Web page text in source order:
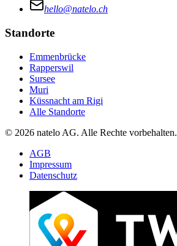
hello@natelo.ch
Standorte
Emmenbrücke
Rapperswil
Sursee
Muri
Küssnacht am Rigi
Alle Standorte
© 2026 natelo AG. Alle Rechte vorbehalten.
AGB
Impressum
Datenschutz